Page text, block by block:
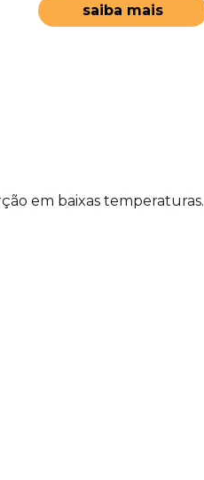
saiba mais
em baixas temperaturas.